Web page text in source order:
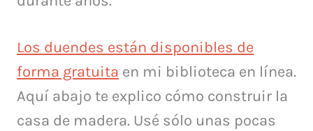
Los duendes están disponibles de
forma gratuita en mi biblioteca en línea.
Aquí abajo te explico cómo construir la
casa de madera. Usé sólo unas pocas